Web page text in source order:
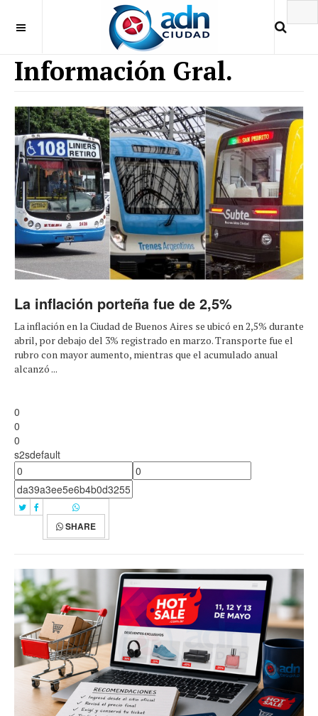
Información Gral.
La inflación porteña fue de 2,5%
La inflación en la Ciudad de Buenos Aires se ubicó en 2,5% durante
abril, por debajo del 3% registrado en marzo. Transporte fue el
rubro con mayor aumento, mientras que el acumulado anual
alcanzó ...
0
0
0
s2sdefault
SHARE